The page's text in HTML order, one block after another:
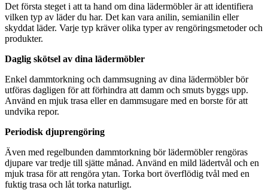
Det första steget i att ta hand om dina lädermöbler är att identifiera
vilken typ av läder du har. Det kan vara anilin, semianilin eller
skyddat läder. Varje typ kräver olika typer av rengöringsmetoder och
produkter.
Daglig skötsel av dina lädermöbler
Enkel dammtorkning och dammsugning av dina lädermöbler bör
utföras dagligen för att förhindra att damm och smuts byggs upp.
Använd en mjuk trasa eller en dammsugare med en borste för att
undvika repor.
Periodisk djuprengöring
Även med regelbunden dammtorkning bör lädermöbler rengöras
djupare var tredje till sjätte månad. Använd en mild lädertvål och en
mjuk trasa för att rengöra ytan. Torka bort överflödig tvål med en
fuktig trasa och låt torka naturligt.